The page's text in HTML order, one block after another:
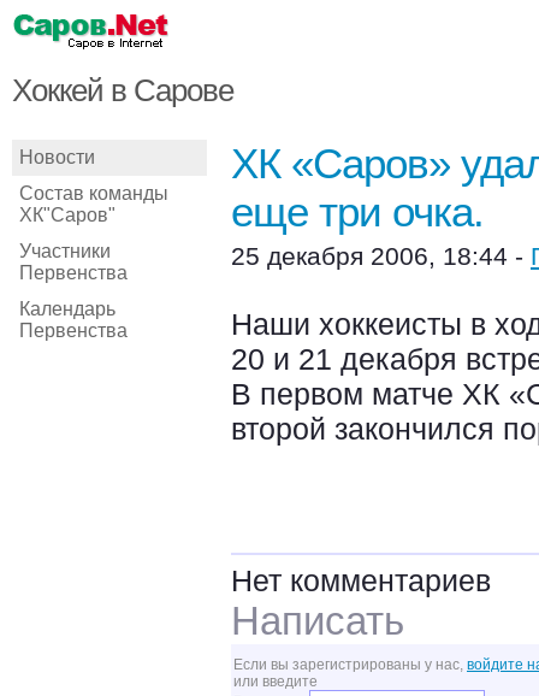
Хоккей в Сарове
Новости
Состав команды
ХК"Саров"
Участники
Первенства
Календарь
Первенства
ХК «Саров»
еще три очка.
25 декабря 2006, 18:44 -
Наши хоккеисты в
20 и 21 декабря
В первом матче ХК
второй закончился
Нет комментариев
Написать
Если вы зарегистрированы у нас, войдите
или введите